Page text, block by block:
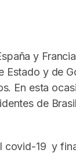
y
y de
En esta
de
19 y